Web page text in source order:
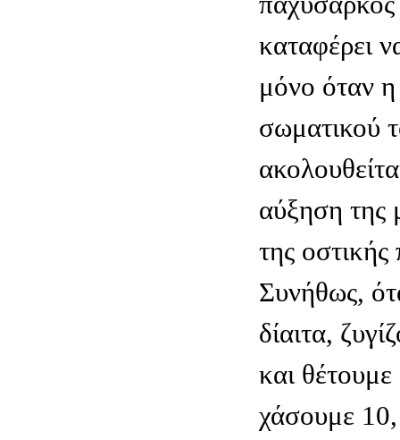
καταφέρει
μόνο όταν
σωματικού
αύξηση της
της
Συνήθως,
δίαιτα,
και
χάσουμε